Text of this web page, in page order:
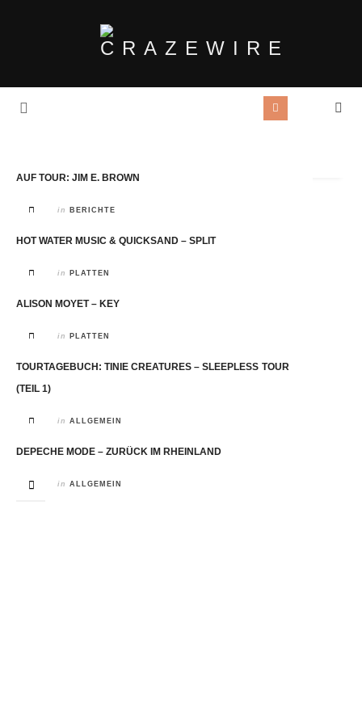
AUF TOUR: JIM E. BROWN
in BERICHTE
HOT WATER MUSIC & QUICKSAND – SPLIT
in PLATTEN
ALISON MOYET – KEY
in PLATTEN
TOURTAGEBUCH: TINIE CREATURES – SLEEPLESS TOUR
(TEIL 1)
in ALLGEMEIN
DEPECHE MODE – ZURÜCK IM RHEINLAND
in ALLGEMEIN